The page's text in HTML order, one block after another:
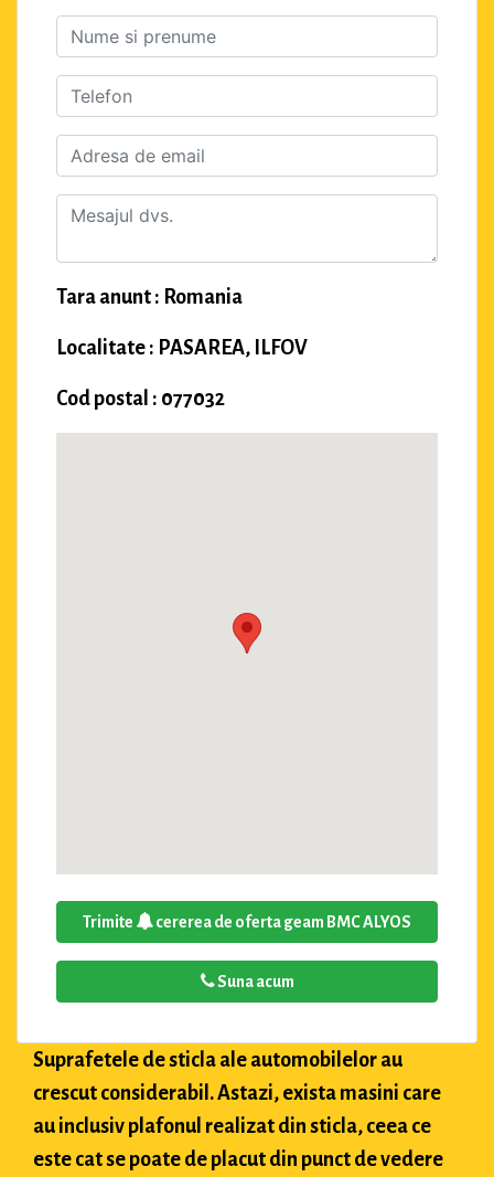
Tara anunt : Romania
Localitate : PASAREA, ILFOV
Cod postal : 077032
Trimite cererea de oferta geam BMC ALYOS
Suna acum
Suprafetele de sticla ale automobilelor au
crescut considerabil. Astazi, exista masini care
au inclusiv plafonul realizat din sticla, ceea ce
este cat se poate de placut din punct de vedere